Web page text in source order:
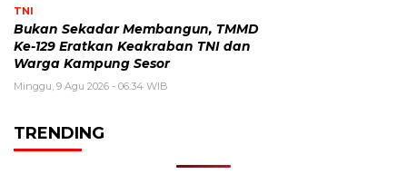
TNI
Bukan Sekadar Membangun, TMMD
Ke-129 Eratkan Keakraban TNI dan
Warga Kampung Sesor
Minggu, 9 Agu 2026 - 06:34 WIB
TRENDING